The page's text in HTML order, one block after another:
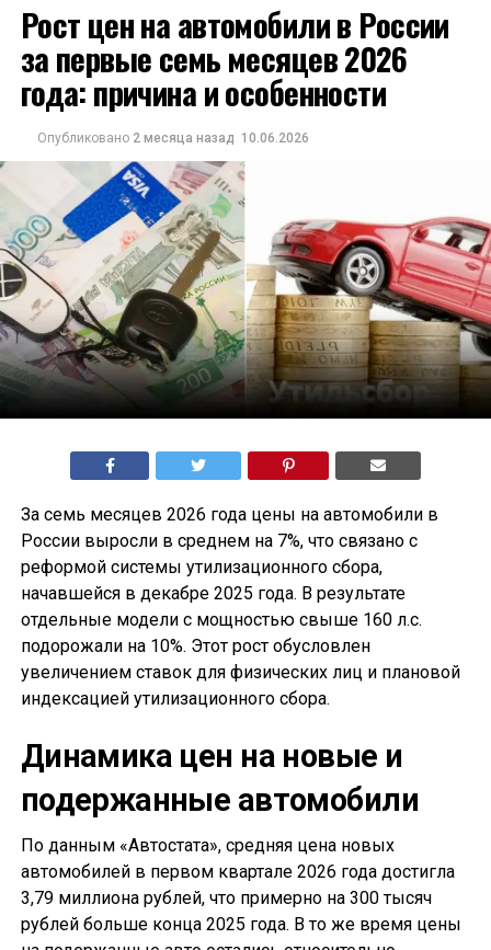
Рост цен на автомобили в России
за первые семь месяцев 2026
года: причина и особенности
Опубликовано 2 месяца назад 10.06.2026
За семь месяцев 2026 года цены на автомобили в
России выросли в среднем на 7%, что связано с
реформой системы утилизационного сбора,
начавшейся в декабре 2025 года. В результате
отдельные модели с мощностью свыше 160 л.с.
подорожали на 10%. Этот рост обусловлен
увеличением ставок для физических лиц и плановой
индексацией утилизационного сбора.
Динамика цен на новые и
подержанные автомобили
По данным «Автостата», средняя цена новых
автомобилей в первом квартале 2026 года достигла
3,79 миллиона рублей, что примерно на 300 тысяч
рублей больше конца 2025 года. В то же время цены